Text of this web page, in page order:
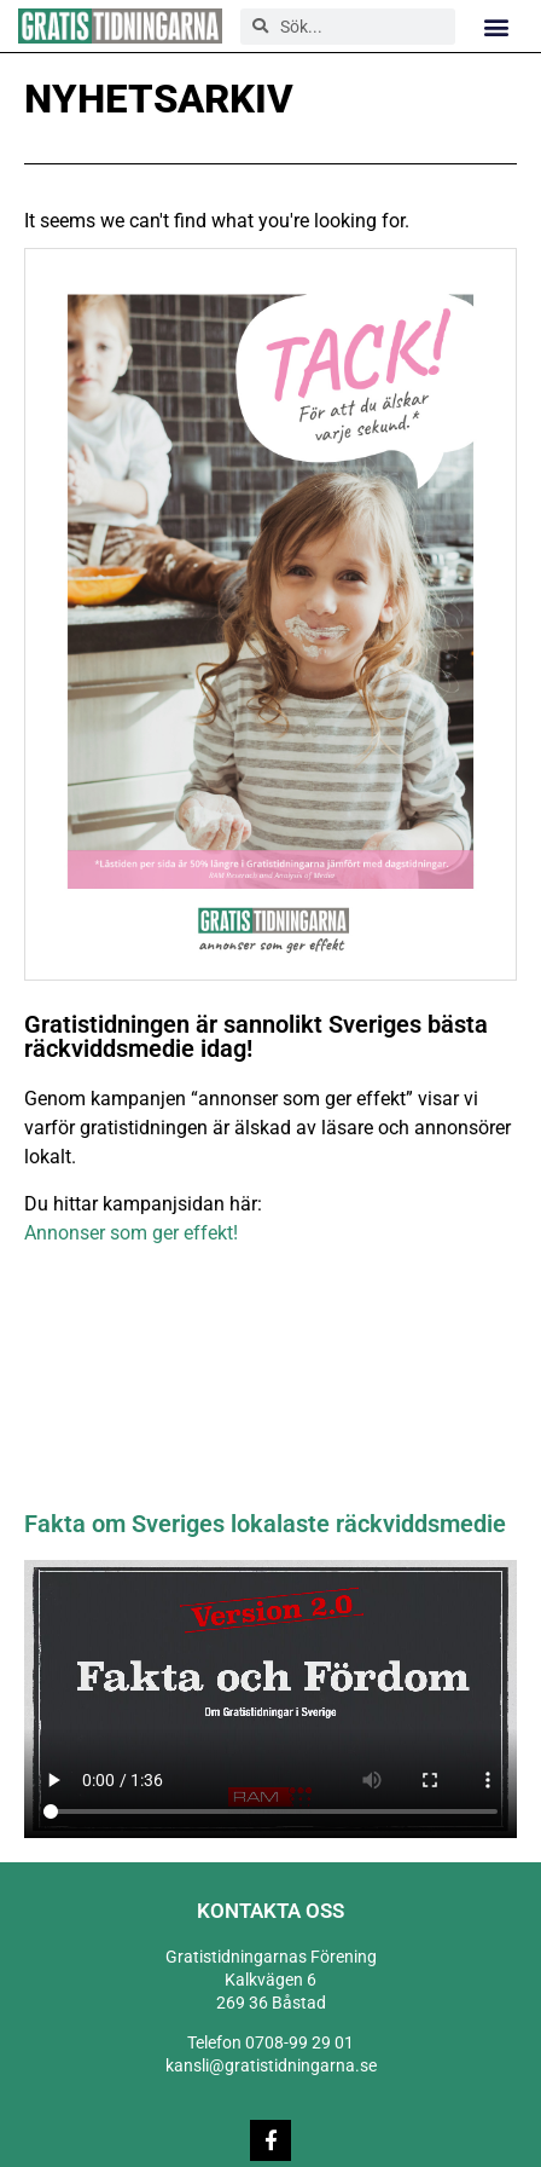
NYHETSARKIV
It seems we can't find what you're looking for.
Gratistidningen är sannolikt Sveriges bästa
räckviddsmedie idag!
Genom kampanjen “annonser som ger effekt” visar vi
varför gratistidningen är älskad av läsare och annonsörer
lokalt.
Du hittar kampanjsidan här:
Annonser som ger effekt!
Fakta om Sveriges lokalaste räckviddsmedie
KONTAKTA OSS
Gratistidningarnas Förening
Kalkvägen 6
269 36 Båstad
Telefon 0708-99 29 01
kansli@gratistidningarna.se